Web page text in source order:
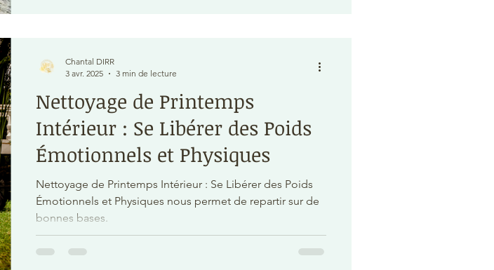
Nettoyage de Printemps
Intérieur : Se Libérer des Poids
Émotionnels et Physiques
Nettoyage de Printemps Intérieur : Se Libérer des Poids
Émotionnels et Physiques nous permet de repartir sur de
bonnes bases.
Chantal DIRR
3 avr. 2025
3 min de lecture